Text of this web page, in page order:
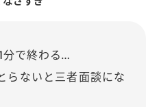
分で終わる…
らないと三者面談にな